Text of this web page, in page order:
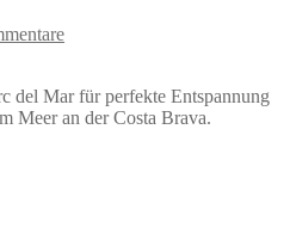
del Mar für perfekte Entspannung
Meer an der Costa Brava.